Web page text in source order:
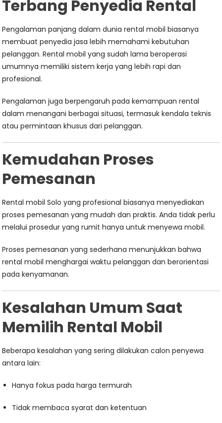
Terbang Penyedia Rental
Pengalaman panjang dalam dunia rental mobil biasanya
membuat penyedia jasa lebih memahami kebutuhan
pelanggan. Rental mobil yang sudah lama beroperasi
umumnya memiliki sistem kerja yang lebih rapi dan
profesional.
Pengalaman juga berpengaruh pada kemampuan rental
dalam menangani berbagai situasi, termasuk kendala teknis
atau permintaan khusus dari pelanggan.
Kemudahan Proses
Pemesanan
Rental mobil Solo yang profesional biasanya menyediakan
proses pemesanan yang mudah dan praktis. Anda tidak perlu
melalui prosedur yang rumit hanya untuk menyewa mobil.
Proses pemesanan yang sederhana menunjukkan bahwa
rental mobil menghargai waktu pelanggan dan berorientasi
pada kenyamanan.
Kesalahan Umum Saat
Memilih Rental Mobil
Beberapa kesalahan yang sering dilakukan calon penyewa
antara lain:
Hanya fokus pada harga termurah
Tidak membaca syarat dan ketentuan